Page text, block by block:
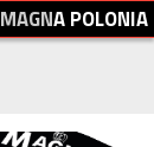
MAGNAPOLONIA